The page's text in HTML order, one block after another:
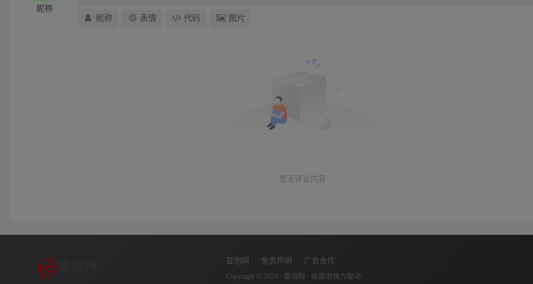
昵称
昵称
表情 代码 图片
暂无评论内容
冒泡网 免责声明 广告合作
Copyright © 2024 · 冒泡网 · 由 冒泡 强力驱动.